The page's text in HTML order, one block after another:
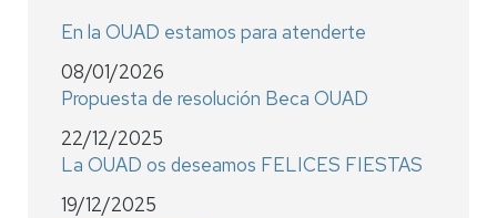
En la OUAD estamos para atenderte
08/01/2026
Propuesta de resolución Beca OUAD
22/12/2025
La OUAD os deseamos FELICES FIESTAS
19/12/2025